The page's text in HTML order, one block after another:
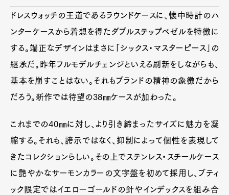
Pen Membership
Magazine
Official Columnist
About
ドレスウォッチの王道であるラウンドケースに、懐中時計のハ
ンターケースから着想を得たダブルステップベゼルを特徴に
する。端正なデザインはまさに「シックス・マスターピース」の
継承だ。昨年フルモデルチェンジといえる刷新をしながらも、
基本を崩すことはない。それもブランドの精神の象徴だから
だろう。新作では待望の38㎜ケースが加わった。
これまでの40㎜に対し、より引き締まったサイズに魅力を凝
縮する。それも、誇示ではなく、抑制によって個性を表現して
きたコレクションらしい。その上でステンレス・スチールケース
に艶やかなサーモンカラーの文字盤を初めて採用し、ブティ
ック限定ではイエローゴールドの針やインデックスを組み合